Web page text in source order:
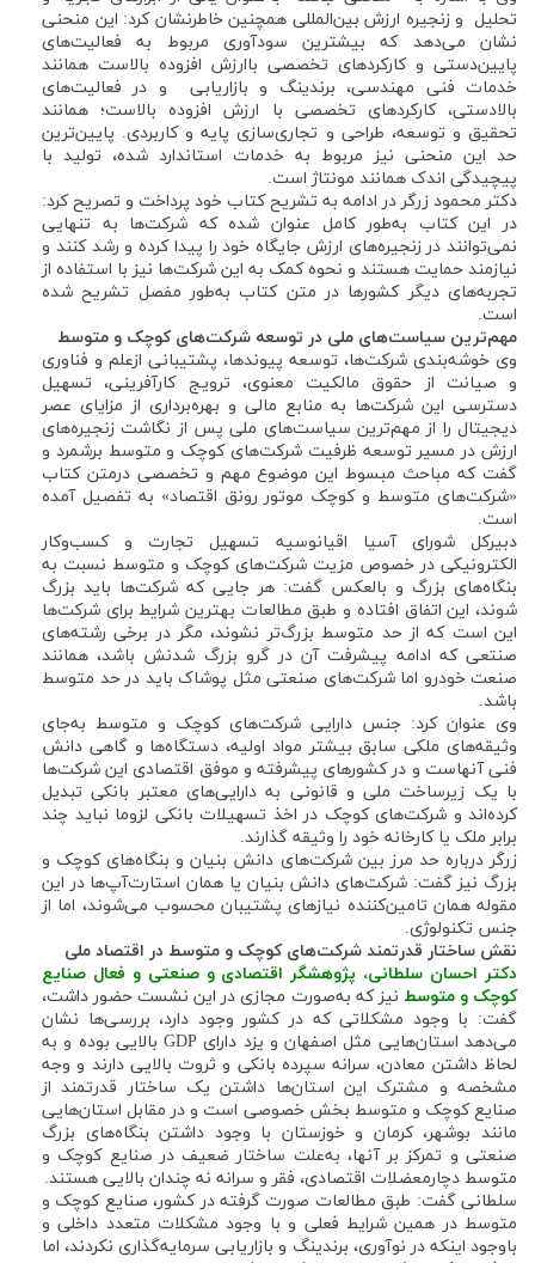
تحلیل و زنجیره ارزش بین‌المللی همچنین خاطرنشان کرد: این منحنی
نشان می‌دهد که بیشترین سودآوری مربوط به فعالیت‌های
پایین‌دستی و کارکردهای تخصصی باارزش افزوده بالاست همانند
خدمات فنی مهندسی، برندینگ و بازاریابی و در فعالیت‌های
بالادستی، کارکردهای تخصصی با ارزش افزوده بالاست؛ همانند
تحقیق و توسعه، طراحی و تجاری‌سازی پایه و کاربردی. پایین‌ترین
حد این منحنی نیز مربوط به خدمات استاندارد شده، تولید با
پیچیدگی اندک همانند مونتاژ است.
دکتر محمود زرگر در ادامه به تشریح کتاب خود پرداخت و تصریح کرد:
در این کتاب به‌طور کامل عنوان شده که شرکت‌ها به تنهایی
نمی‌توانند در زنجیره‌های ارزش جایگاه خود را پیدا کرده و رشد کنند و
نیازمند حمایت هستند و نحوه کمک به این شرکت‌ها نیز با استفاده از
تجربه‌های دیگر کشورها در متن کتاب به‌طور مفصل تشریح شده
است.
مهم‌ترین سیاست‌های ملی در توسعه شرکت‌های کوچک و متوسط
وی خوشه‌بندی شرکت‌ها، توسعه پیوندها، پشتیبانی ازعلم و فناوری
و صیانت از حقوق مالکیت معنوی، ترویج کارآفرینی، تسهیل
دسترسی این شرکت‌ها به منابع مالی و بهره‌برداری از مزایای عصر
دیجیتال را از مهم‌ترین سیاست‌های ملی پس از نگاشت زنجیره‌های
ارزش در مسیر توسعه ظرفیت شرکت‌های کوچک و متوسط برشمرد و
گفت که مباحث مبسوط این موضوع مهم و تخصصی درمتن کتاب
«شرکت‌های متوسط و کوچک موتور رونق اقتصاد» به تفصیل آمده
است.
دبیرکل شورای آسیا اقیانوسیه تسهیل تجارت و کسب‌وکار
الکترونیکی در خصوص مزیت شرکت‌های کوچک و متوسط نسبت به
بنگاه‌های بزرگ و بالعکس گفت: هر جایی که شرکت‌ها باید بزرگ
شوند، این اتفاق افتاده و طبق مطالعات بهترین شرایط برای شرکت‌ها
این است که از حد متوسط بزرگ‌تر نشوند، مگر در برخی رشته‌های
صنتعی که ادامه پیشرفت آن در گرو بزرگ شدنش باشد، همانند
صنعت خودرو اما شرکت‌های صنعتی مثل پوشاک باید در حد متوسط
باشد.
وی عنوان کرد: جنس دارایی شرکت‌های کوچک و متوسط به‌جای
وثیقه‌های ملکی سابق بیشتر مواد اولیه، دستگاه‌ها و گاهی دانش
فنی آنهاست و در کشورهای پیشرفته و موفق اقتصادی این شرکت‌ها
با یک زیرساخت ملی و قانونی به دارایی‌های معتبر بانکی تبدیل
کرده‌اند و شرکت‌های کوچک در اخذ تسهیلات بانکی لزوما نباید چند
برابر ملک یا کارخانه خود را وثیقه گذارند.
زرگر درباره حد مرز بین شرکت‌های دانش بنیان و بنگاه‌های کوچک و
بزرگ نیز گفت: شرکت‌های دانش بنیان یا همان استارت‌آپ‌ها در این
مقوله همان تامین‌کننده نیازهای پشتیبان محسوب می‌شوند، اما از
جنس تکنولوژی.
نقش ساختار قدرتمند شرکت‌های کوچک و متوسط در اقتصاد ملی
دکتر احسان سلطانی، پژوهشگر اقتصادی و صنعتی و فعال صنایع
کوچک و متوسط نیز که به‌صورت مجازی در این نشست حضور داشت،
گفت: با وجود مشکلاتی که در کشور وجود دارد، بررسی‌ها نشان
می‌دهد استان‌هایی مثل اصفهان و یزد دارای GDP بالایی بوده و به
لحاظ داشتن معادن، سرانه سپرده بانکی و ثروت بالایی دارند و وجه
مشخصه و مشترک این استان‌ها داشتن یک ساختار قدرتمند از
صنایع کوچک و متوسط بخش خصوصی است و در مقابل استان‌هایی
مانند بوشهر، کرمان و خوزستان با وجود داشتن بنگاه‌های بزرگ
صنعتی و تمرکز بر آنها، به‌علت ساختار ضعیف در صنایع کوچک و
متوسط دچارمعضلات اقتصادی، فقر و سرانه نه چندان بالایی هستند.
سلطانی گفت: طبق مطالعات صورت گرفته در کشور، صنایع کوچک و
متوسط در همین شرایط فعلی و با وجود مشکلات متعدد داخلی و
باوجود اینکه در نوآوری، برندینگ و بازاریابی سرمایه‌گذاری نکردند، اما